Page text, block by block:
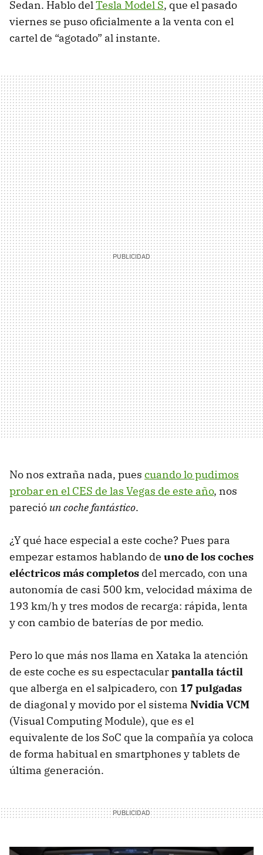
Sedan. Hablo delTesla Model S, que el pasado
viernes se puso oficialmente a la venta con el
cartel de “agotado” al instante.
No nos extraña nada, pues cuando lo pudimos
probar en el CES de las Vegas de este año, nos
pareció un coche fantástico.
¿Y qué hace especial a este coche? Pues para
empezar estamos hablando de uno de los coches
eléctricos más completos del mercado, con una
autonomía de casi 500 km, velocidad máxima de
193 km/h y tres modos de recarga: rápida, lenta
y con cambio de baterías de por medio.
Pero lo que más nos llama en Xataka la atención
de este coche es su espectacularpantalla táctil
que alberga en el salpicadero, con 17 pulgadas
de diagonal y movido por el sistema NvidiaVCM
(Visual Computing Module), que es el
equivalente de los SoC que la compañía ya coloca
de forma habitual en smartphones y tablets de
última generación.